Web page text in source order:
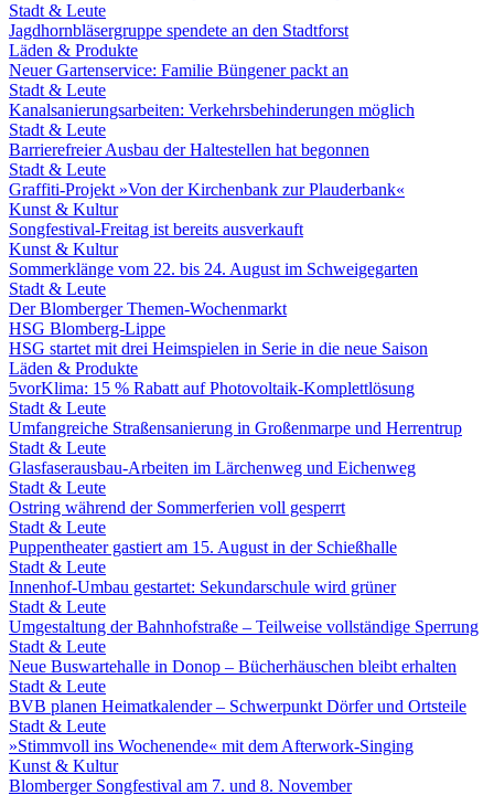
Stadt & Leute
Jagdhornbläsergruppe spendete an den Stadtforst
Läden & Produkte
Neuer Gartenservice: Familie Büngener packt an
Stadt & Leute
Kanalsanierungsarbeiten: Verkehrsbehinderungen möglich
Stadt & Leute
Barrierefreier Ausbau der Haltestellen hat begonnen
Stadt & Leute
Graffiti-Projekt »Von der Kirchenbank zur Plauderbank«
Kunst & Kultur
Songfestival-Freitag ist bereits ausverkauft
Kunst & Kultur
Sommerklänge vom 22. bis 24. August im Schweigegarten
Stadt & Leute
Der Blomberger Themen-Wochenmarkt
HSG Blomberg-Lippe
HSG startet mit drei Heimspielen in Serie in die neue Saison
Läden & Produkte
5vorKlima: 15 % Rabatt auf Photovoltaik-Komplettlösung
Stadt & Leute
Umfangreiche Straßensanierung in Großenmarpe und Herrentrup
Stadt & Leute
Glasfaserausbau-Arbeiten im Lärchenweg und Eichenweg
Stadt & Leute
Ostring während der Sommerferien voll gesperrt
Stadt & Leute
Puppentheater gastiert am 15. August in der Schießhalle
Stadt & Leute
Innenhof-Umbau gestartet: Sekundarschule wird grüner
Stadt & Leute
Umgestaltung der Bahnhofstraße – Teilweise vollständige Sperrung
Stadt & Leute
Neue Buswartehalle in Donop – Bücherhäuschen bleibt erhalten
Stadt & Leute
BVB planen Heimatkalender – Schwerpunkt Dörfer und Ortsteile
Stadt & Leute
»Stimmvoll ins Wochenende« mit dem Afterwork-Singing
Kunst & Kultur
Blomberger Songfestival am 7. und 8. November